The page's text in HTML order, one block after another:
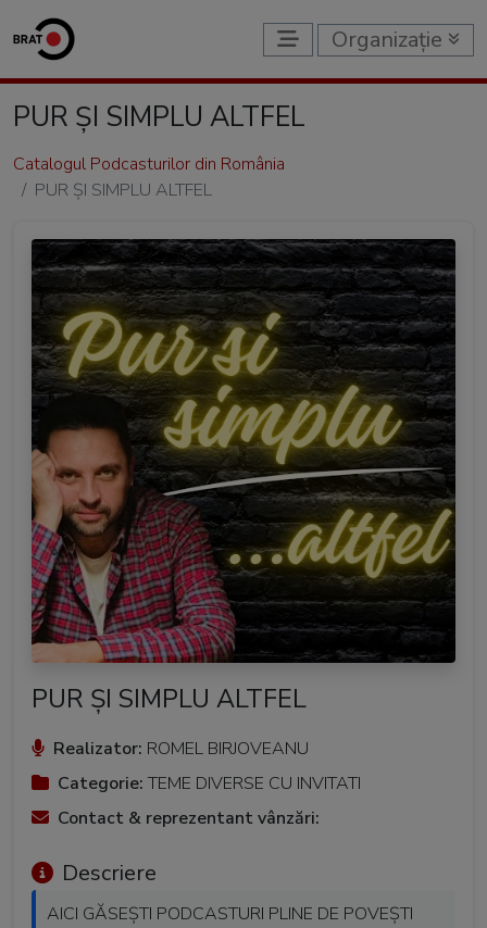
Organizație
PUR ȘI SIMPLU ALTFEL
Catalogul Podcasturilor din România
PUR ȘI SIMPLU ALTFEL
PUR ȘI SIMPLU ALTFEL
Realizator: ROMEL BIRJOVEANU
Categorie: TEME DIVERSE CU INVITATI
Contact & reprezentant vânzări:
Descriere
AICI GĂSEȘTI PODCASTURI PLINE DE POVEȘTI